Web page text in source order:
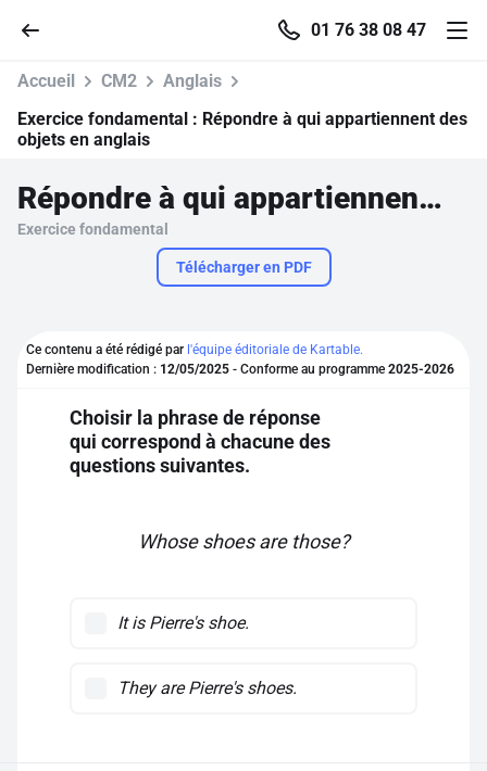
01 76 38 08 47
Parcourir
Se connecter
S'inscrire gratuitement
Pour profiter de 10 contenus offerts.
Accueil CM2
Anglais
Exercice fondamental : Répondre à qui appartiennent des
objets en anglais
Répondre à qui appartiennent des objets en anglais
Exercice fondamental
Télécharger en PDF
Ce contenu a été rédigé par l'équipe éditoriale de Kartable.
Dernière modification : 12/05/2025 - Conforme au programme 2025-2026
Choisir la phrase de réponse
qui correspond à chacune des
questions suivantes.
Whose shoes are those?
It is Pierre's shoe.
They are Pierre's shoes.